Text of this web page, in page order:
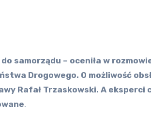
Drogowego. O możliwość
Rafał Trzaskowski. A eksperci
.